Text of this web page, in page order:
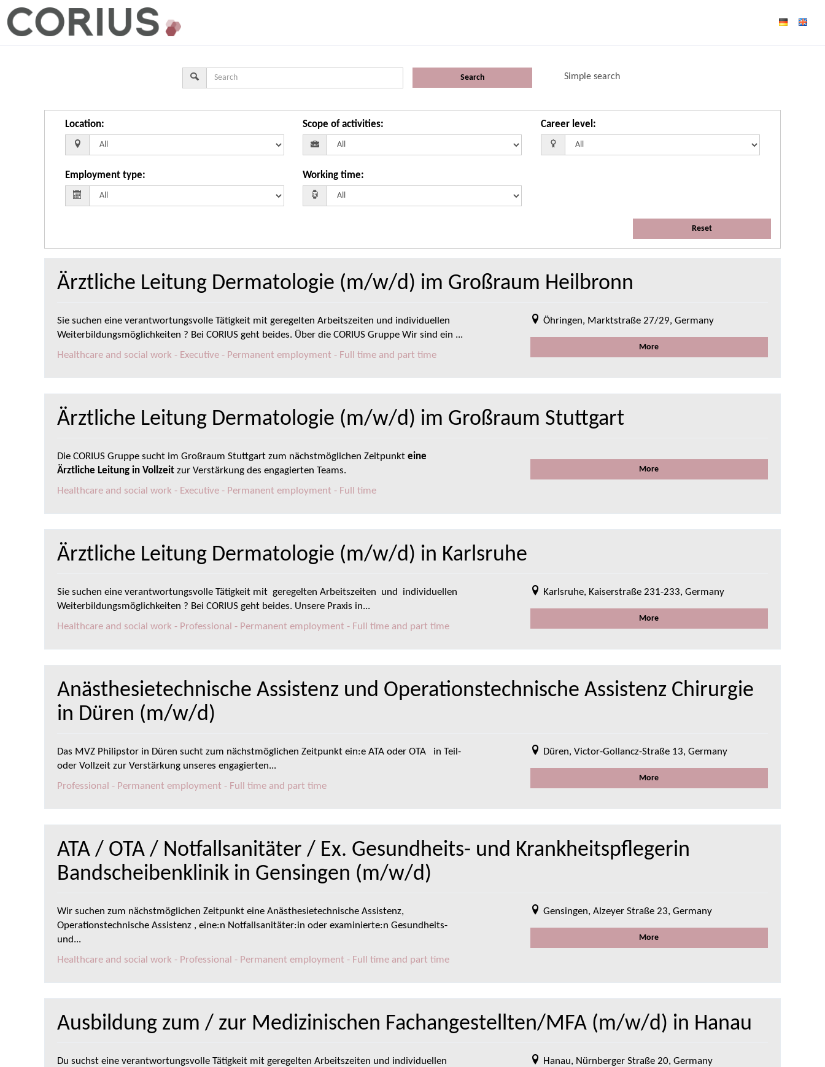
Search Simple search
Location: Scope of activities: Career level :
Employment type: Working time:
Reset
Ärztliche Leitung Dermatologie (m/w/d) im Großraum Heilbronn
Sie suchen eine verantwortungsvolle Tätigkeit mit geregelten Arbeitszeiten und individuellen
Weiterbildungsmöglichkeiten ? Bei CORIUS geht beides. Über die CORIUS Gruppe Wir sind ein ...
Healthcare and social work - Executive - Permanent employment - Full time and part time
Öhringen, Marktstraße 27/29, Germany
More
Ärztliche Leitung Dermatologie (m/w/d) im Großraum Stuttgart
Die CORIUS Gruppe sucht im Großraum Stuttgart zum nächstmöglichen Zeitpunkt eine
Ärztliche Leitung in Vollzeit zur Verstärkung des engagierten Teams.
Healthcare and social work - Executive - Permanent employment - Full time
More
Ärztliche Leitung Dermatologie (m/w/d) in Karlsruhe
Sie suchen eine verantwortungsvolle Tätigkeit mit geregelten Arbeitszeiten und individuellen
Weiterbildungsmöglichkeiten ? Bei CORIUS geht beides. Unsere Praxis in...
Healthcare and social work - Professional - Permanent employment - Full time and part time
Karlsruhe, Kaiserstraße 231-233, Germany
More
Anästhesietechnische Assistenz und Operationstechnische Assistenz Chirurgie
in Düren (m/w/d)
Das MVZ Philipstor in Düren sucht zum nächstmöglichen Zeitpunkt ein:e ATA oder OTA in Teil-
oder Vollzeit zur Verstärkung unseres engagierten...
Professional - Permanent employment - Full time and part time
Düren, Victor-Gollancz-Straße 13, Germany
More
ATA / OTA / Notfallsanitäter / Ex. Gesundheits- und Krankheitspflegerin
Bandscheibenklinik in Gensingen (m/w/d)
Wir suchen zum nächstmöglichen Zeitpunkt eine Anästhesietechnische Assistenz,
Operationstechnische Assistenz , eine:n Notfallsanitäter:in oder examinierte:n Gesundheits-
und...
Healthcare and social work - Professional - Permanent employment - Full time and part time
Gensingen, Alzeyer Straße 23, Germany
More
Ausbildung zum / zur Medizinischen Fachangestellten/MFA (m/w/d) in Hanau
Du suchst eine verantwortungsvolle Tätigkeit mit geregelten Arbeitszeiten und individuellen
Hanau, Nürnberger Straße 20, Germany